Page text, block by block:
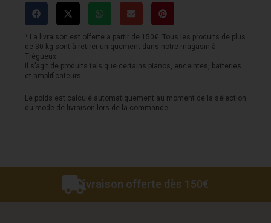
OXFORD
900D
Premium
Gris
¹ La livraison est offerte a partir de 150€. Tous les produits de plus
de 30 kg sont à retirer uniquement dans notre magasin à
Trégueux.
Il s’agit de produits tels que certains pianos, enceintes, batteries
et amplificateurs.
Le poids est calculé automatiquement au moment de la sélection
du mode de livraison lors de la commande.
Livraison offerte dès 150€